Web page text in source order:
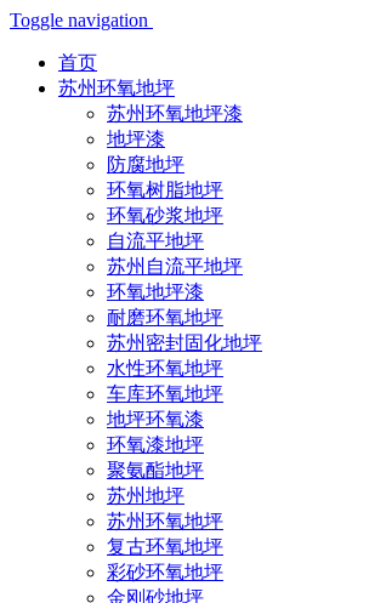
Toggle navigation
首页
苏州环氧地坪
苏州环氧地坪漆
地坪漆
防腐地坪
环氧树脂地坪
环氧砂浆地坪
自流平地坪
苏州自流平地坪
环氧地坪漆
耐磨环氧地坪
苏州密封固化地坪
水性环氧地坪
车库环氧地坪
地坪环氧漆
环氧漆地坪
聚氨酯地坪
苏州地坪
苏州环氧地坪
复古环氧地坪
彩砂环氧地坪
金刚砂地坪